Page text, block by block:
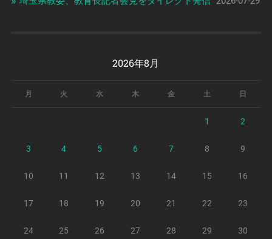
2026年8月
月 火 水 木 金 土 日
1 2
3 4 5 6 7 8 9
10 11 12 13 14 15 16
17 18 19 20 21 22 23
24 25 26 27 28 29 30